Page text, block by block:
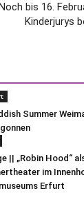
bis 16.
Kinderjurys
Summer
|| „Robin Hood“
im
Erfurt